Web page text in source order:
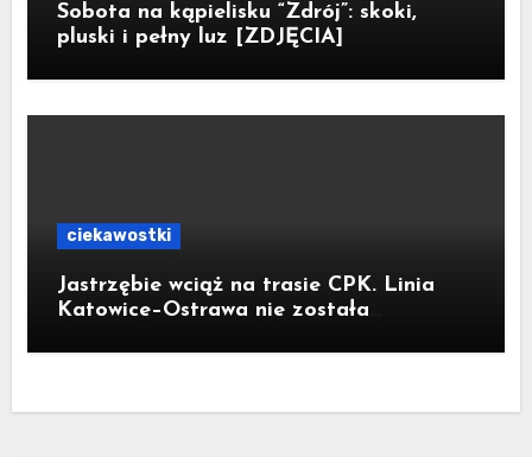
Sobota na kąpielisku “Zdrój”: skoki,
pluski i pełny luz [ZDJĘCIA]
ciekawostki
Jastrzębie wciąż na trasie CPK. Linia
Katowice–Ostrawa nie została